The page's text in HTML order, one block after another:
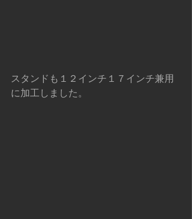
スタンドも１２インチ１７インチ兼用
に加工しました。